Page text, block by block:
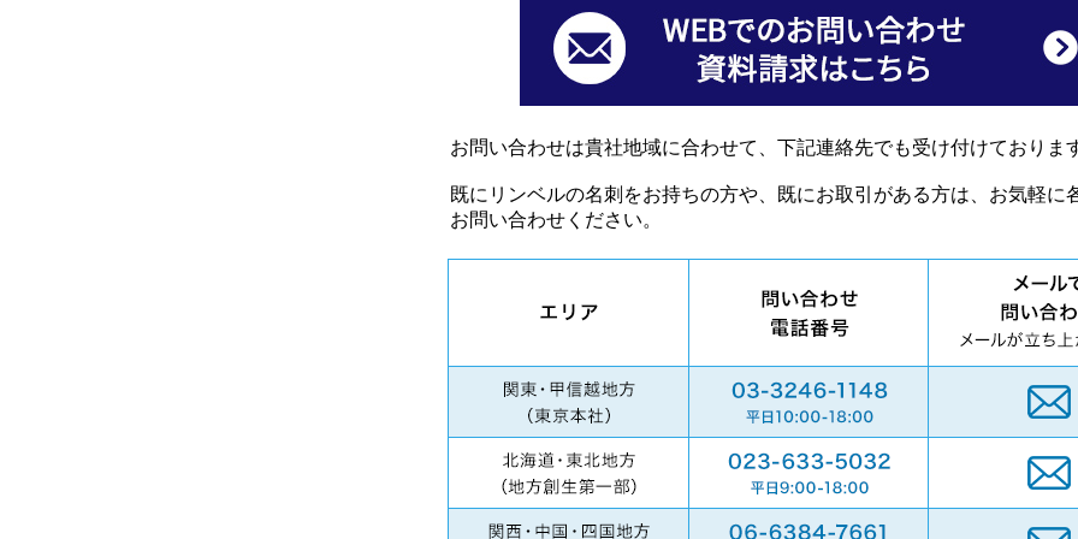
お問い合わせは貴社地域に合わせて、下記連絡先でも受け付けておりま
既にリンベルの名刺をお持ちの方や、既にお取引がある方は、お気軽に
お問い合わせください。